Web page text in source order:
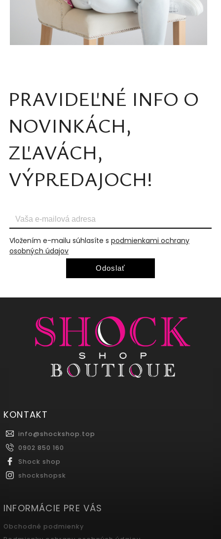
PRAVIDEĽNÉ INFO O
NOVINKÁCH,
ZĽAVÁCH,
VÝPREDAJOCH!
Vložením e-mailu súhlasíte s podmienkami ochrany
osobných údajov
Odoslať
KONTAKT
info@shockshop.top
0902 850 160
Shock shop
shockshopsk
INFORMÁCIE PRE VÁS
Obchodné podmienky